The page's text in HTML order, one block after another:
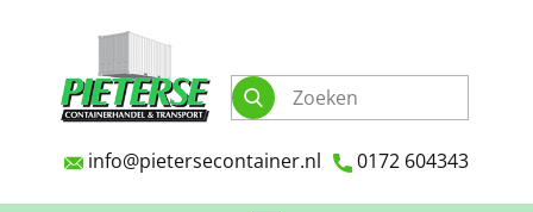
info@pietersecontainer.nl 0172 604343